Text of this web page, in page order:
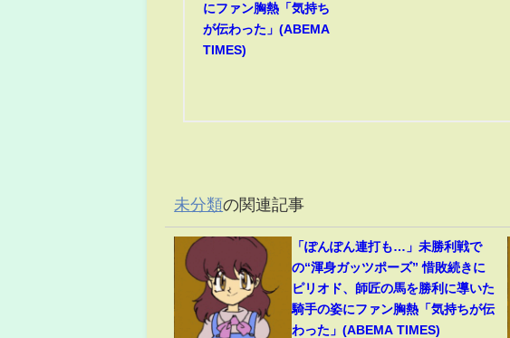
にファン胸熱「気持ち
が伝わった」(ABEMA
TIMES)
未分類の関連記事
「ぽんぽん連打も…」未勝利戦で
の“渾身ガッツポーズ” 惜敗続きに
ピリオド、師匠の馬を勝利に導いた
騎手の姿にファン胸熱「気持ちが伝
わった」(ABEMA TIMES)